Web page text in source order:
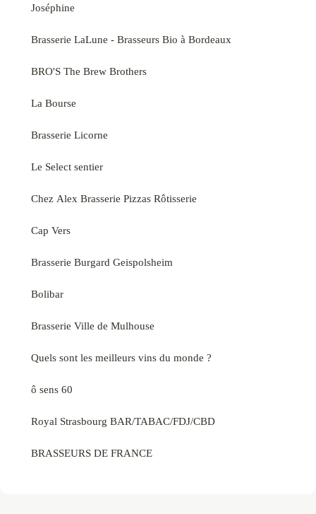
Joséphine
Brasserie LaLune - Brasseurs Bio à Bordeaux
BRO'S The Brew Brothers
La Bourse
Brasserie Licorne
Le Select sentier
Chez Alex Brasserie Pizzas Rôtisserie
Cap Vers
Brasserie Burgard Geispolsheim
Bolibar
Brasserie Ville de Mulhouse
Quels sont les meilleurs vins du monde ?
ô sens 60
Royal Strasbourg BAR/TABAC/FDJ/CBD
BRASSEURS DE FRANCE